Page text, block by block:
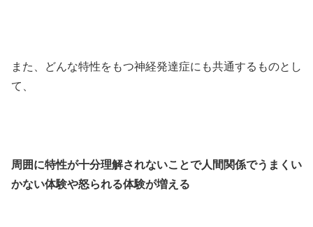
また、どんな特性をもつ神経発達症にも共通するものとし
て、
周囲に特性が十分理解されないことで人間関係でうまくい
かない体験や怒られる体験が増える